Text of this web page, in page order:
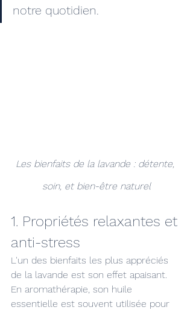
notre quotidien.
Les bienfaits de la lavande : détente,
soin, et bien-être naturel
1. Propriétés relaxantes et
anti-stress
L'un des bienfaits les plus appréciés
de la lavande est son effet apaisant.
En aromathérapie, son huile
essentielle est souvent utilisée pour